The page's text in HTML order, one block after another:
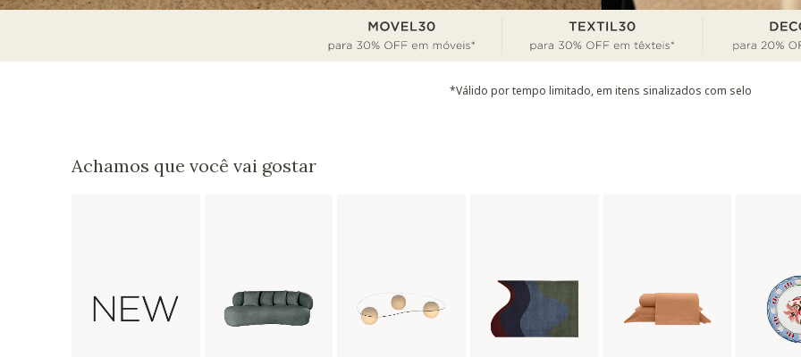
*Válido por tempo limitado, em itens sinalizados com selo
Achamos que você vai gostar